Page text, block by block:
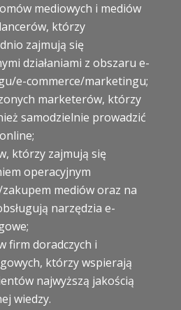
mediowych i mediów
którzy
zajmują się
działaniami z obszaru e-
e-commerce/marketingu;
marketerów, którzy
samodzielnie prowadzić
którzy zajmują się
operacyjnym
mediów oraz na
narzędzia e-
firm doradczych i
którzy wspierają
najwyższą jakością
wiedzy.